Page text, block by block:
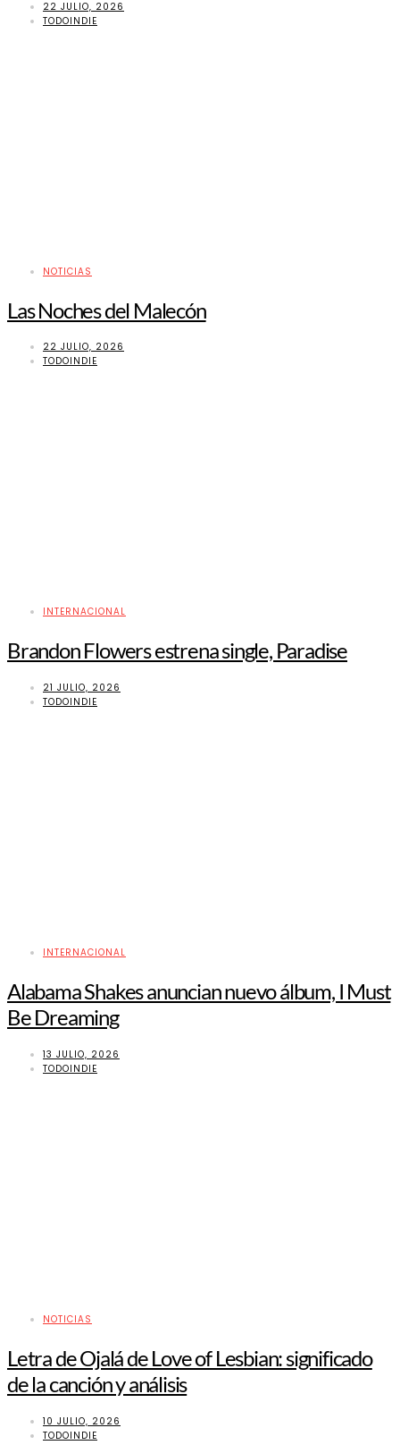
22 JULIO, 2026
TODOINDIE
NOTICIAS
Las Noches del Malecón
22 JULIO, 2026
TODOINDIE
INTERNACIONAL
Brandon Flowers estrena single, Paradise
21 JULIO, 2026
TODOINDIE
INTERNACIONAL
Alabama Shakes anuncian nuevo álbum, I Must
Be Dreaming
13 JULIO, 2026
TODOINDIE
NOTICIAS
Letra de Ojalá de Love of Lesbian: significado
de la canción y análisis
10 JULIO, 2026
TODOINDIE